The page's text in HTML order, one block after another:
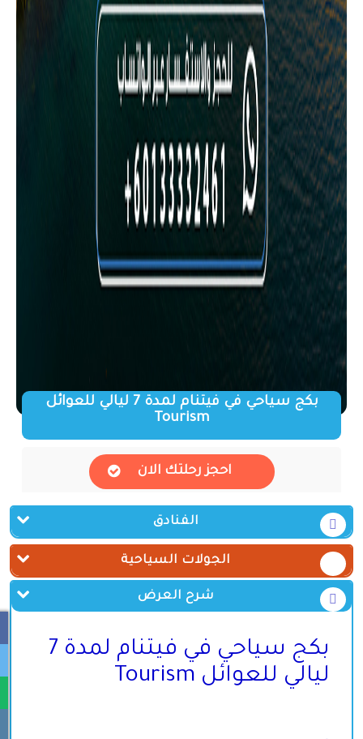
بكج سياحي في فيتنام لمدة 7 ليالي للعوائل
Tourism
احجز رحلتك الان
الفنادق
الجولات السياحية
شرح العرض
بكج سياحي في فيتنام لمدة 7
ليالي للعوائل Tourism